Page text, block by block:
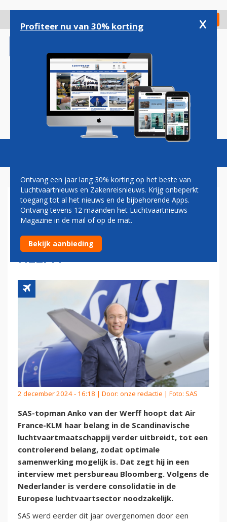
gaan
Check in
Magazine Podcasts Vacatures
TOPMAN VAN DER WERFF
HOOPT DAT AIR FRANCE-KLM
GROTER BELANG IN SAS
NEEMT
2 december 2024 - 16:18 | Door: onze redactie | Foto: SAS
SAS-topman Anko van der Werff hoopt dat Air
France-KLM haar belang in de Scandinavische
luchtvaartmaatschappij verder uitbreidt, tot een
controlerend belang, zodat optimale
samenwerking mogelijk is. Dat zegt hij in een
interview met persbureau Bloomberg. Volgens de
Nederlander is verdere consolidatie in de
Europese luchtvaartsector noodzakelijk.
SAS werd eerder dit jaar overgenomen door een
Profiteer nu van 30% korting x
Ontvang een jaar lang 30% korting op het beste van
Luchtvaartnieuws en Zakenreisnieuws. Krijg onbeperkt
toegang tot al het nieuws en de bijbehorende Apps.
Ontvang tevens 12 maanden het Luchtvaartnieuws
Magazine in de mail of op de mat.
Bekijk aanbieding